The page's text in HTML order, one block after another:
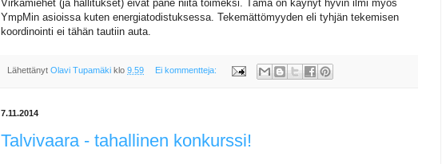
Virkamiehet (ja hallitukset) eivät pane niitä toimeksi. Tämä on käynyt hyvin ilmi myös
YmpMin asioissa kuten energiatodistuksessa. Tekemättömyyden eli tyhjän tekemisen
koordinointi ei tähän tautiin auta.
Lähettänyt Olavi Tupamäki klo 9.59 Ei kommentteja:
7.11.2014
Talvivaara - tahallinen konkurssi!